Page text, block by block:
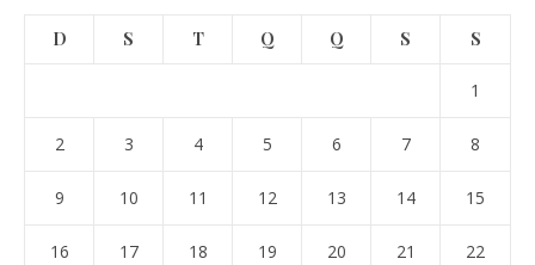
D S T Q Q S S
1
2 3 4 5 6 7 8
9 10 11 12 13 14 15
16 17 18 19 20 21 22